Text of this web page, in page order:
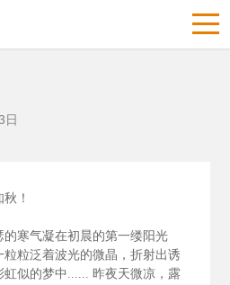
日
！
寒气凝在初晨的第一缕阳光
粒泛着波光的微晶，折射出诱
虹似的梦中...... 昨夜天微凉，露